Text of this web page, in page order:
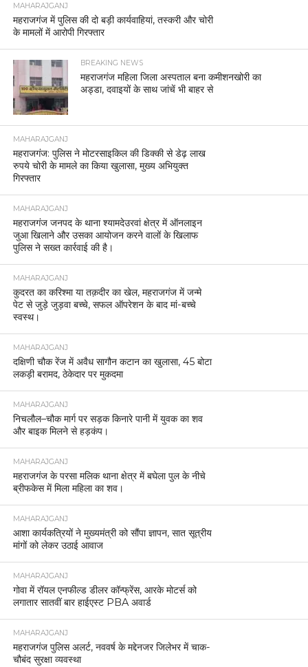
MAHARAJGANJ
महराजगंज में पुलिस की दो बड़ी कार्यवाहियां, तस्करी और चोरी
के मामलों में आरोपी गिरफ्तार
BREAKING NEWS
महराजगंज महिला जिला अस्पताल बना कमीशनखोरी का
अड्डा, दवाइयों के साथ जांचें भी बाहर से
MAHARAJGANJ
महराजगंज: पुलिस ने मोटरसाइकिल की डिक्की से डेढ़ लाख
रुपये चोरी के मामले का किया खुलासा, मुख्य अभियुक्त
गिरफ्तार
MAHARAJGANJ
महराजगंज जनपद के थाना श्यामदेउरवां क्षेत्र में ऑनलाइन
जुआ खिलाने और उसका आयोजन करने वालों के खिलाफ
पुलिस ने सख्त कार्रवाई की है।
MAHARAJGANJ
कुदरत का करिश्मा या तक़दीर का खेल, महराजगंज में जन्मे
पेट से जुड़े जुड़वा बच्चे, सफल ऑपरेशन के बाद मां-बच्चे
स्वस्थ।
MAHARAJGANJ
दक्षिणी चौक रेंज में अवैध सागौन कटान का खुलासा, 45 बोटा
लकड़ी बरामद, ठेकेदार पर मुकदमा
MAHARAJGANJ
निचलौल–चौक मार्ग पर सड़क किनारे पानी में युवक का शव
और बाइक मिलने से हड़कंप।
MAHARAJGANJ
महराजगंज के परसा मलिक थाना क्षेत्र में बघेला पुल के नीचे
ब्रीफकेस में मिला महिला का शव।
MAHARAJGANJ
आशा कार्यकत्रियों ने मुख्यमंत्री को सौंपा ज्ञापन, सात सूत्रीय
मांगों को लेकर उठाई आवाज
MAHARAJGANJ
गोवा में रॉयल एनफील्ड डीलर कॉन्फ्रेंस, आरके मोटर्स को
लगातार सातवीं बार हाईएस्ट PBA अवार्ड
MAHARAJGANJ
महराजगंज पुलिस अलर्ट, नववर्ष के मद्देनजर जिलेभर में चाक-
चौबंद सुरक्षा व्यवस्था